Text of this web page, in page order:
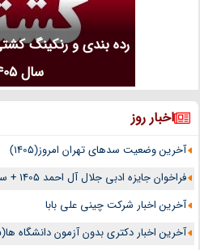
سال 1405
اخبار روز
آخرین وضعیت سدهای تهران امروز(1405)
فراخوان جایزه ادبی جلال آل احمد 1405 + سایت ثبت نام
آخرین اخبار شرکت چینی علی بابا
آخرین اخبار دکتری بدون آزمون دانشگاه ها(1405)